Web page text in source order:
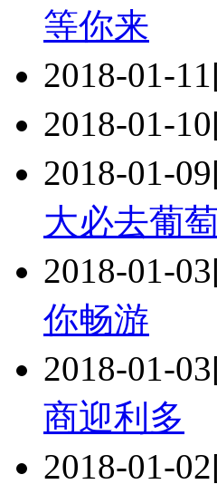
等你来
2018-01-11
2018-01-10
2018-01-09
大必去葡
2018-01-03
你畅游
2018-01-03
商迎利多
2018-01-02